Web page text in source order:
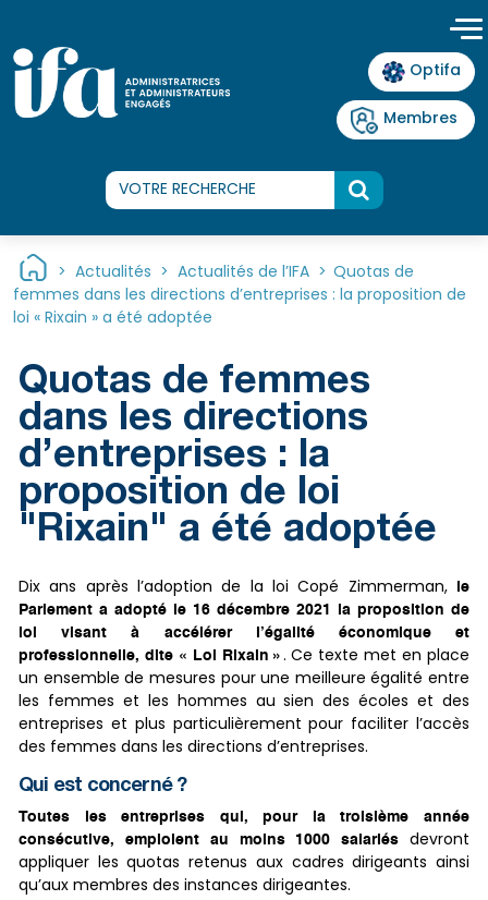
Optifa
Membres
> Actualités > Actualités de l’IFA > Quotas de
femmes dans les directions d’entreprises : la proposition de
loi « Rixain » a été adoptée
Quotas de femmes
dans les directions
d’entreprises : la
proposition de loi
"Rixain" a été adoptée
Dix ans après l’adoption de la loi Copé Zimmerman,
le
Parlement a adopté le 16 décembre 2021 la proposition de
loi visant à accélérer l’égalité économique et
professionnelle, dite « Loi Rixain » . Ce texte met en place
un ensemble de mesures pour une meilleure égalité entre
les femmes et les hommes au sien des écoles et des
entreprises et plus particulièrement pour faciliter l’accès
des femmes dans les directions d’entreprises.
Qui est concerné ?
Toutes les entreprises qui, pour la troisième année
consécutive, emploient au moins 1000 salariés
devront
appliquer les quotas retenus aux cadres dirigeants ainsi
qu’aux membres des instances dirigeantes.